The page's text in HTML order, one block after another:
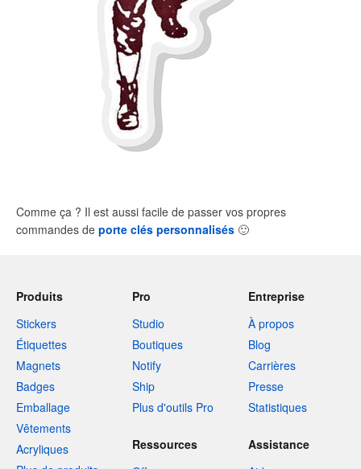
Comme ça ? Il est aussi facile de passer vos propres
commandes de porte clés personnalisés 🙂
Produits
Stickers
Étiquettes
Magnets
Badges
Emballage
Vêtements
Acryliques
Pro
Studio
Boutiques
Notify
Ship
Plus d'outils Pro
Entreprise
À propos
Blog
Carrières
Presse
Statistiques
Ressources
Assistance